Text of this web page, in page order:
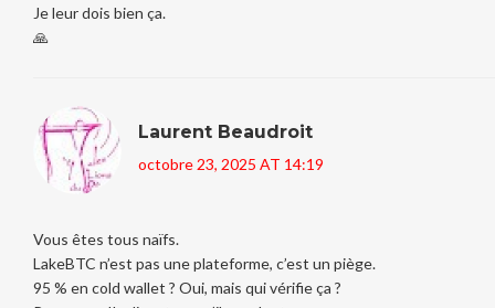
Je leur dois bien ça.
🙏
Laurent Beaudroit
octobre 23, 2025 AT 14:19
Vous êtes tous naïfs.
LakeBTC n’est pas une plateforme, c’est un piège.
95 % en cold wallet ? Oui, mais qui vérifie ça ?